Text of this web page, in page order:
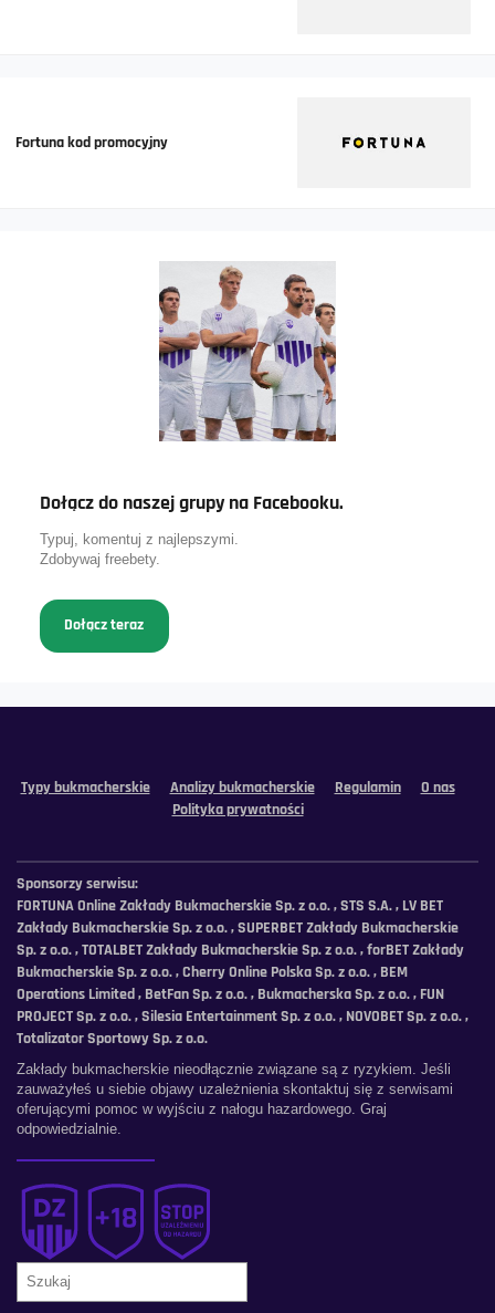
Fortuna kod promocyjny
Dołącz do naszej grupy na Facebooku.
Typuj, komentuj z najlepszymi.
Zdobywaj freebety.
Dołącz teraz
Zakłady bukmacherskie nieodłącznie związane są z ryzykiem. Jeśli
zauważyłeś u siebie objawy uzależnienia skontaktuj się z serwisami
oferującymi pomoc w wyjściu z nałogu hazardowego. Graj
odpowiedzialnie.
Typy bukmacherskie Analizy bukmacherskie Regulamin
O nas
Polityka prywatności
Sponsorzy serwisu:
FORTUNA Online Zakłady Bukmacherskie Sp. z o.o. , STS S.A. , LV BET
Zakłady Bukmacherskie Sp. z o.o. , SUPERBET Zakłady Bukmacherskie
Sp. z o.o. , TOTALBET Zakłady Bukmacherskie Sp. z o.o. , forBET Zakłady
Bukmacherskie Sp. z o.o. , Cherry Online Polska Sp. z o.o. , BEM
Operations Limited , BetFan Sp. z o.o. , Bukmacherska Sp. z o.o. , FUN
PROJECT Sp. z o.o. , Silesia Entertainment Sp. z o.o. , NOVOBET Sp. z o.o. ,
Totalizator Sportowy Sp. z o.o.